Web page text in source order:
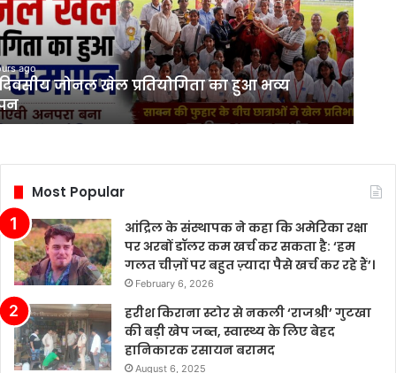
ago
जोनल खेल प्रतियोगिता का हुआ भव्य
Most Popular
आंद्रिल के संस्थापक ने कहा कि अमेरिका रक्षा
पर अरबों डॉलर कम खर्च कर सकता है: ‘हम
गलत चीज़ों पर बहुत ज़्यादा पैसे खर्च कर रहे हैं’।
February 6, 2026
हरीश किराना स्टोर से नकली ‘राजश्री’ गुटखा
की बड़ी खेप जब्त, स्वास्थ्य के लिए बेहद
हानिकारक रसायन बरामद
August 6, 2025